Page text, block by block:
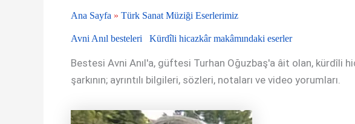
Ana Sayfa » Türk Sanat Müziği Eserlerimiz
Avni Anıl besteleri Kürdîli hicazkâr makâmındaki eserler
Bestesi Avni Anıl'a, güftesi Turhan Oğuzbaş'a âit olan, kürdîli
şarkının; ayrıntılı bilgileri, sözleri, notaları ve video yorumları.